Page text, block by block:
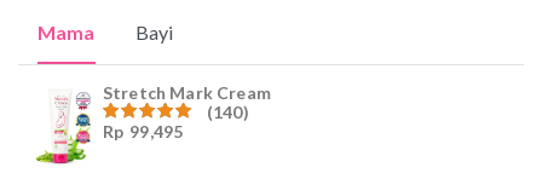
Mama Bayi
Stretch Mark Cream
Dinilai
(140)
Rp 99,495